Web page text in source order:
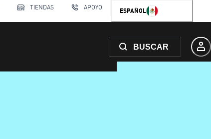
TIENDAS APOYO ESPAÑOL
BUSCAR